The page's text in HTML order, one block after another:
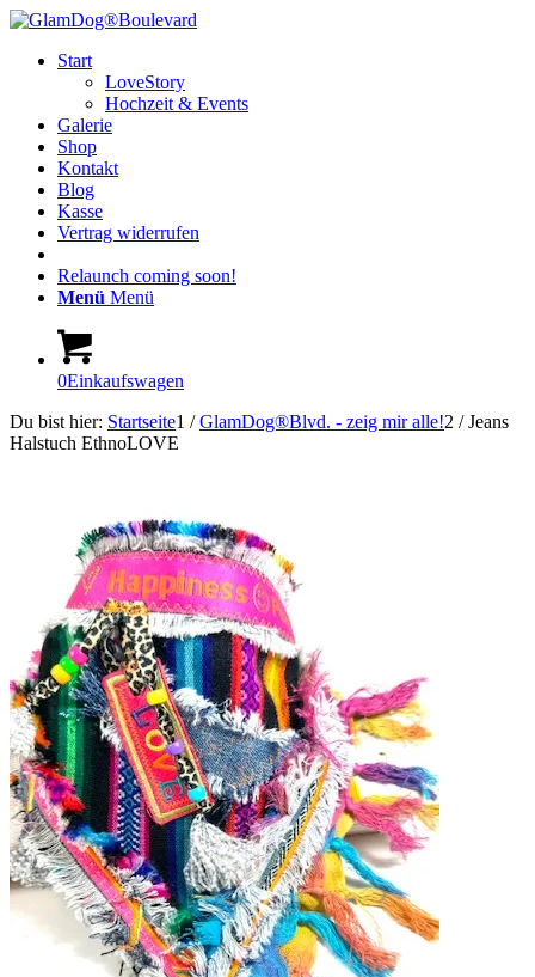
Start
LoveStory
Hochzeit & Events
Galerie
Shop
Kontakt
Blog
Kasse
Vertrag widerrufen
Relaunch coming soon!
Menü Menü
0Einkaufswagen
Du bist hier: Startseite1 / GlamDog®Blvd. - zeig mir alle!2 / Jeans
Halstuch EthnoLOVE